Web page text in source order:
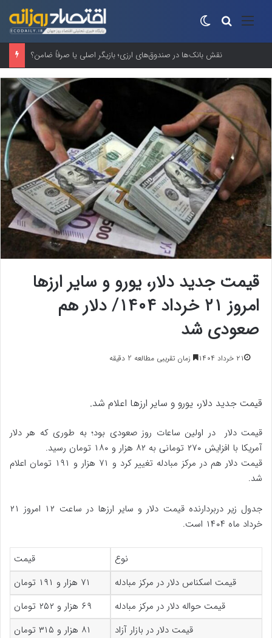
منو جستجو برای
نقش بانک‌ها در صندوق‌های ارزی؛ بازیگر اصلی یا صرفاً ضامن؟
قیمت جدید دلار، یورو و سایر ارزها
امروز ۲۱ خرداد ۱۴۰۴/ دلار هم
صعودی شد
۲۱ خرداد ۱۴۰۴ زمان تقریبی مطالعه 2 دقیقه
قیمت جدید دلار، یورو و سایر ارزها اعلام شد.
قیمت‌ دلار در اولین ساعات روز صعودی بود؛ به طوری که هر دلار
آمریکا با افزایش ۲۷۰ تومانی به ۸۲ هزار و ۱۸۰ تومان رسید.
قیمت دلار هم در مرکز مبادله تغییر کرد و ۷۱ هزار و ۱۹۱ تومان اعلام
شد.
جدول زیر دربردارنده قیمت دلار و سایر ارزها در ساعت ۱۲ امروز ۲۱
خرداد ماه ۱۴۰۴ است.
نوع
قیمت
قیمت اسکناس دلار در مرکز مبادله
۷۱ هزار و ۱۹۱ تومان
قیمت حواله دلار در مرکز مبادله
۶۹ هزار و ۲۵۲ تومان
قیمت دلار در بازار آزاد
۸۱ هزار و ۳۱۵ تومان